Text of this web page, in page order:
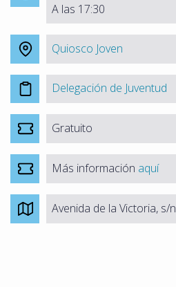
A las 17:30
Quiosco Joven
Delegación de Juventud
Gratuito
Más información aquí
Avenida de la Victoria, s/n